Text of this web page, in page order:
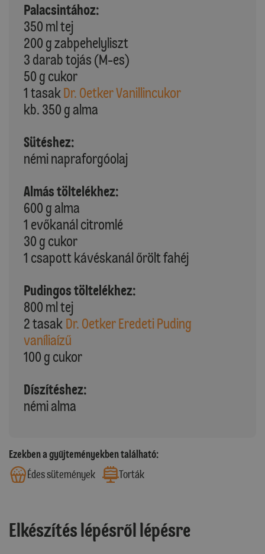
Palacsintához:
350 ml tej
200 g zabpehelyliszt
3 darab tojás (M-es)
50 g cukor
1 tasak Dr. Oetker Vanillincukor
kb. 350 g alma
Sütéshez:
némi napraforgóolaj
Almás töltelékhez:
600 g alma
1 evőkanál citromlé
30 g cukor
1 csapott kávéskanál őrölt fahéj
Pudingos töltelékhez:
800 ml tej
2 tasak Dr. Oetker Eredeti Puding
vaníliaízű
100 g cukor
Díszítéshez:
némi alma
Ezekben a gyűjteményekben található:
Édes sütemények
Torták
Elkészítés lépésről lépésre